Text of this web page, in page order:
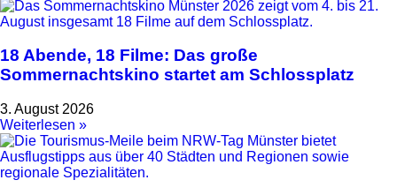
18 Abende, 18 Filme: Das große
Sommernachtskino startet am Schlossplatz
3. August 2026
Weiterlesen »